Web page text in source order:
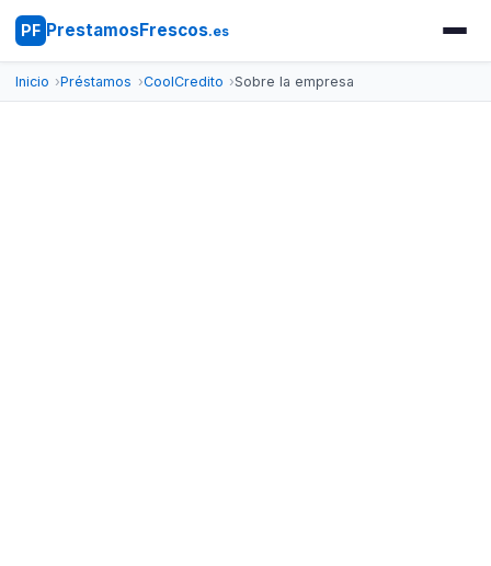
PF PrestamosFrescos.es
Inicio Préstamos CoolCredito Sobre la empresa